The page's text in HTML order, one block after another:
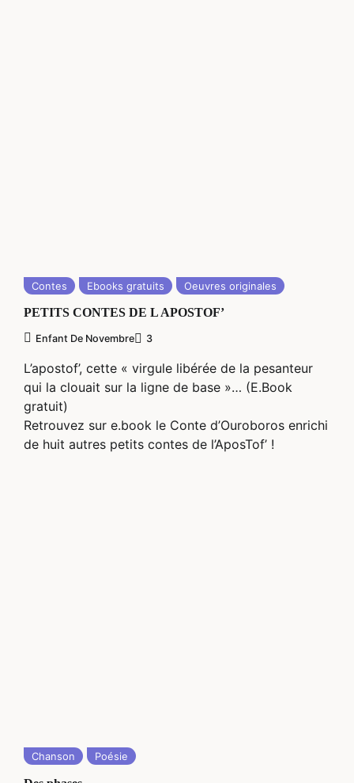
Contes Ebooks gratuits Oeuvres originales
PETITS CONTES DE L APOSTOF’
Enfant De Novembre 3
L’apostof’, cette « virgule libérée de la pesanteur
qui la clouait sur la ligne de base »… (E.Book
gratuit)
Retrouvez sur e.book le Conte d’Ouroboros enrichi
de huit autres petits contes de l’AposTof’ !
Chanson Poésie